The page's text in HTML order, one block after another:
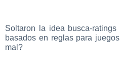
Soltaron la idea busca-
basados en reglas para
mal?